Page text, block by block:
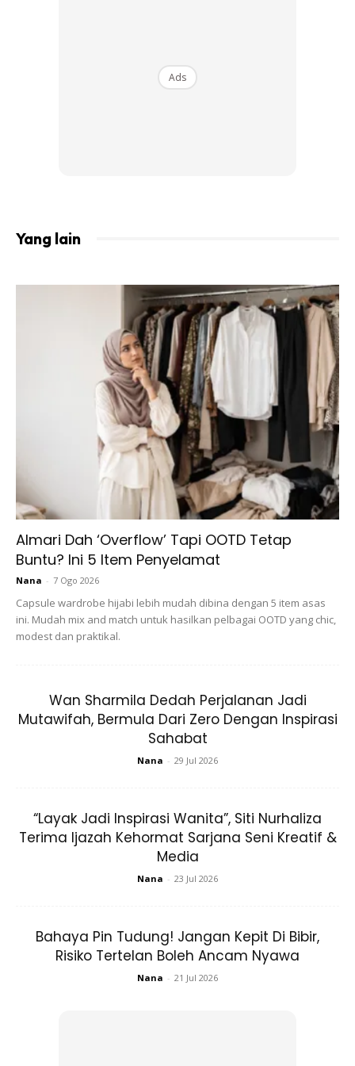
edisi ini dianjurkan. Dan Hanee juga satu-satunya
pemenang Dewi Remaja yang paling singkat iaitu selama
Kemenangan Hanee cukup singkat selama 72 jam sahaja.
Menurut Editor Majalah Remaja, Faiz Aimman berkata
penarikan ini juga dibuat setelah pihak pengurusan
melakukan siasatan mendalam dan mendapati
pemenangnya telah melanggar syarat penyertaan.
Ads
Malah demi menjaga kredibiliti gelaran berprestij itu, tiada
sesiapa yang akan menyandang gelaran Dewi Remaja
Ads
Yang lain
Almari Dah ‘Overflow’ Tapi OOTD Tetap
Buntu? Ini 5 Item Penyelamat
Nana - 7 Ogo 2026
Capsule wardrobe hijabi lebih mudah dibina dengan 5 item asas
ini. Mudah mix and match untuk hasilkan pelbagai OOTD yang chic,
modest dan praktikal.
Wan Sharmila Dedah Perjalanan Jadi
Mutawifah, Bermula Dari Zero Dengan Inspirasi
Sahabat
Nana - 29 Jul 2026
“Layak Jadi Inspirasi Wanita”, Siti Nurhaliza
Terima Ijazah Kehormat Sarjana Seni Kreatif &
Media
Nana - 23 Jul 2026
Bahaya Pin Tudung! Jangan Kepit Di Bibir,
Risiko Tertelan Boleh Ancam Nyawa
Nana - 21 Jul 2026